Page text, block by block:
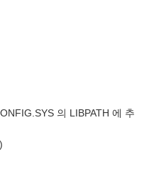
의 LIBPATH 에 추